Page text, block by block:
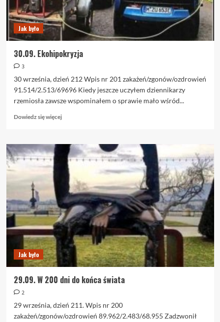
Jak było
30.09. Ekohipokryzja
3
30 września, dzień 212 Wpis nr 201 zakażeń/zgonów/ozdrowień
91.514/2.513/69696 Kiedy jeszcze uczyłem dziennikarzy
rzemiosła zawsze wspominałem o sprawie mało wśród...
Dowiedz się więcejDowiedz
o
30.09.
Ekohipokryzja
Jak było
29.09. W 200 dni do końca świata
2
29 września, dzień 211. Wpis nr 200
zakażeń/zgonów/ozdrowień 89.962/2.483/68.955 Zadzwonił